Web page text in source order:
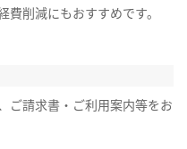
費削減にもおすすめです。
ご請求書・ご利用案内等をお